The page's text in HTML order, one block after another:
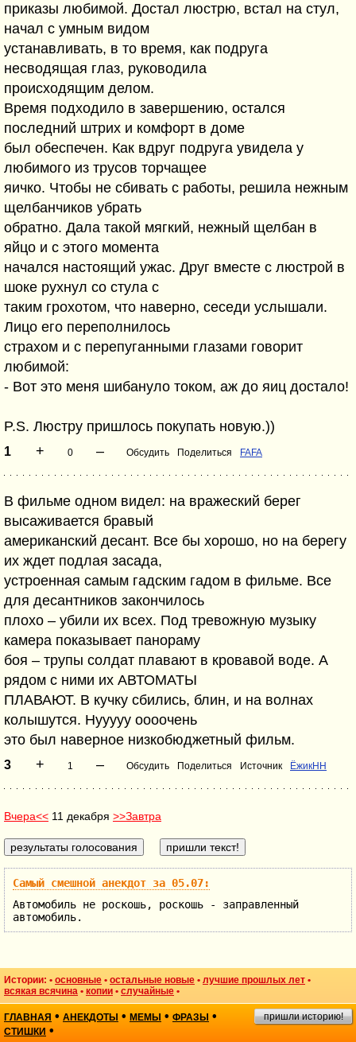
приказы любимой. Достал люстрю, встал на стул,
начал с умным видом
устанавливать, в то время, как подруга
несводящая глаз, руководила
происходящим делом.
Время подходило в завершению, остался
последний штрих и комфорт в доме
был обеспечен. Как вдруг подруга увидела у
любимого из трусов торчащее
яичко. Чтобы не сбивать с работы, решила нежным
щелбанчиков убрать
обратно. Дала такой мягкий, нежный щелбан в
яйцо и с этого момента
начался настоящий ужас. Друг вместе с люстрой в
шоке рухнул со стула с
таким грохотом, что наверно, сеседи услышали.
Лицо его переполнилось
страхом и с перепуганными глазами говорит
любимой:
- Вот это меня шибануло током, аж до яиц достало!
P.S. Люстру пришлось покупать новую.))
1 + 0 – Обсудить Поделиться FAFA
В фильме одном видел: на вражеский берег
высаживается бравый
американский десант. Все бы хорошо, но на берегу
их ждет подлая засада,
устроенная самым гадским гадом в фильме. Все
для десантников закончилось
плохо – убили их всех. Под тревожную музыку
камера показывает панораму
боя – трупы солдат плавают в кровавой воде. А
рядом с ними их АВТОМАТЫ
ПЛАВАЮТ. В кучку сбились, блин, и на волнах
колышутся. Нууууу оооочень
это был наверное низкобюджетный фильм.
3 + 1 – Обсудить Поделиться Источник ЁжикНН
Вчера<< 11 декабря >>Завтра
Самый смешной анекдот за 05.07:
Автомобиль не роскошь, роскошь - заправленный
автомобиль.
Истории: • основные • остальные новые • лучшие прошлых лет •
всякая всячина • копии • случайные •
ГЛАВНАЯ • АНЕКДОТЫ • МЕМЫ • ФРАЗЫ •
СТИШКИ •
пришли историю!